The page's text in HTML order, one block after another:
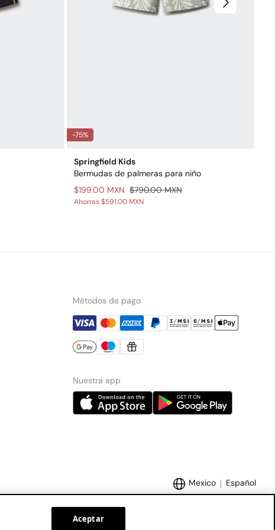
-75%
Springfield Kids
Bermudas de palmeras para niño
$199.00 MXN $790.00 MXN
Ahorras$591.00 MXN
Métodos de pago
Nuestra app
Mexico Español
Marcas Tendam:
Aceptar